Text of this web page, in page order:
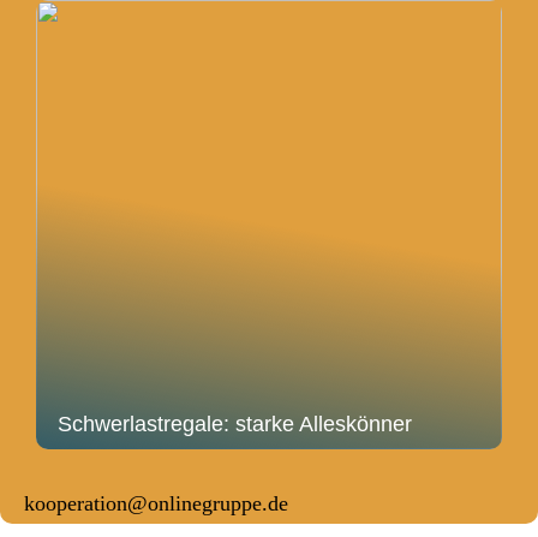
Schwerlastregale: starke Alleskönner
kooperation@onlinegruppe.de